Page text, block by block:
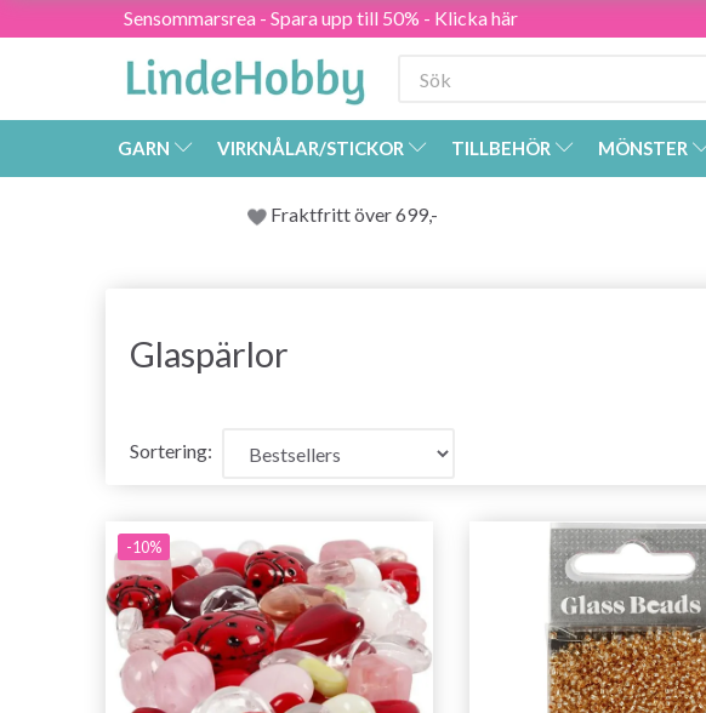
Sensommarsrea - Spara upp till 50% - Klicka här
GARN VIRKNÅLAR/STICKOR TILLBEHÖR MÖNSTER
Fraktfritt över 699,-
Glaspärlor
Sortering:
-10%